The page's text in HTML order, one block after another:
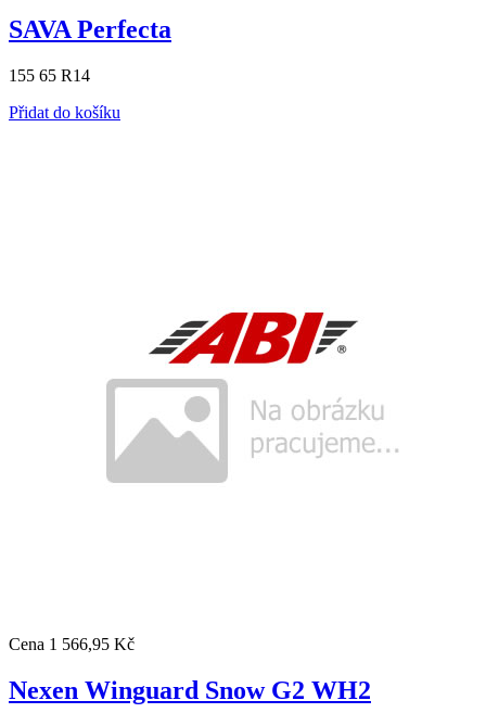
SAVA Perfecta
155 65 R14
Přidat do košíku
Cena 1 566,95 Kč
Nexen Winguard Snow G2 WH2